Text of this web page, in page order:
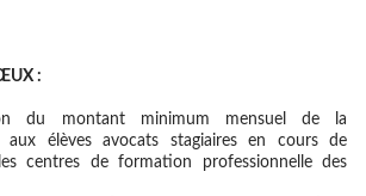
:
du montant minimum mensuel de la
aux élèves avocats stagiaires en cours de
centres de formation professionnelle des